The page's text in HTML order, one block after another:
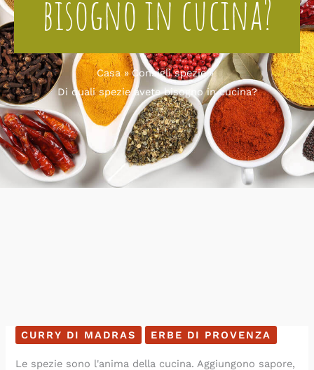
bisogno in cucina?
Casa
Consigli spezie
Di quali spezie avete bisogno in cucina?
CURRY DI MADRAS ERBE DI PROVENZA
Le spezie sono l'anima della cucina. Aggiungono sapore,